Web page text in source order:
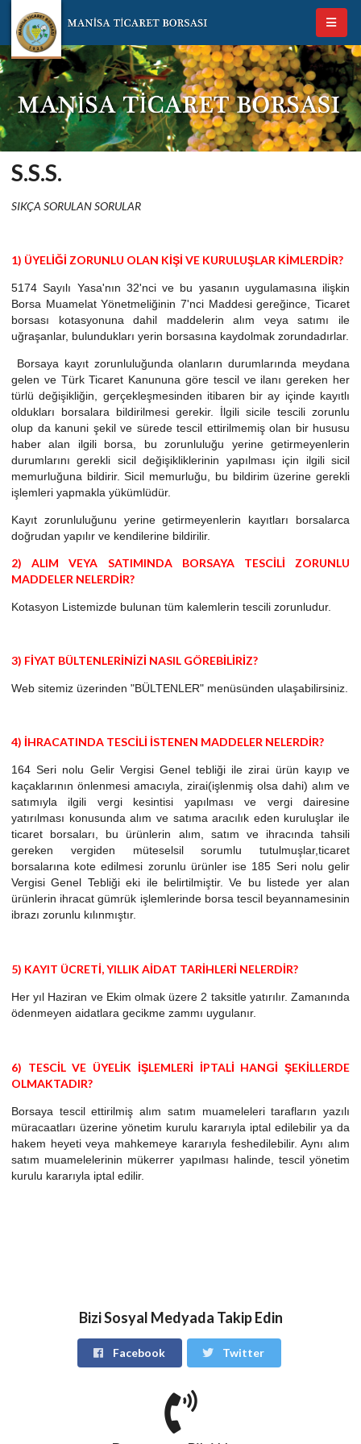
S.S.S.
SIKÇA SORULAN SORULAR
1) ÜYELİĞİ ZORUNLU OLAN KİŞİ VE KURULUŞLAR KİMLERDİR?
5174 Sayılı Yasa'nın 32'nci ve bu yasanın uygulamasına ilişkin
Borsa Muamelat Yönetmeliğinin 7'nci Maddesi gereğince, Ticaret
borsası kotasyonuna dahil maddelerin alım veya satımı ile
uğraşanlar, bulundukları yerin borsasına kaydolmak zorundadırlar.
Borsaya kayıt zorunluluğunda olanların durumlarında meydana
gelen ve Türk Ticaret Kanununa göre tescil ve ilanı gereken her
türlü değişikliğin, gerçekleşmesinden itibaren bir ay içinde kayıtlı
oldukları borsalara bildirilmesi gerekir. İlgili sicile tescili zorunlu
olup da kanuni şekil ve sürede tescil ettirilmemiş olan bir hususu
haber alan ilgili borsa, bu zorunluluğu yerine getirmeyenlerin
durumlarını gerekli sicil değişikliklerinin yapılması için ilgili sicil
memurluğuna bildirir. Sicil memurluğu, bu bildirim üzerine gerekli
işlemleri yapmakla yükümlüdür.
Kayıt zorunluluğunu yerine getirmeyenlerin kayıtları borsalarca
doğrudan yapılır ve kendilerine bildirilir.
2) ALIM VEYA SATIMINDA BORSAYA TESCİLİ ZORUNLU
MADDELER NELERDİR?
Kotasyon Listemizde bulunan tüm kalemlerin tescili zorunludur.
3) FİYAT BÜLTENLERİNİZİ NASIL GÖREBİLİRİZ?
Web sitemiz üzerinden "BÜLTENLER" menüsünden ulaşabilirsiniz.
4) İHRACATINDA TESCİLİ İSTENEN MADDELER NELERDİR?
164 Seri nolu Gelir Vergisi Genel tebliği ile zirai ürün kayıp ve
kaçaklarının önlenmesi amacıyla, zirai(işlenmiş olsa dahi) alım ve
satımıyla ilgili vergi kesintisi yapılması ve vergi dairesine
yatırılması konusunda alım ve satıma aracılık eden kuruluşlar ile
ticaret borsaları, bu ürünlerin alım, satım ve ihracında tahsili
gereken vergiden müteselsil sorumlu tutulmuşlar,ticaret
borsalarına kote edilmesi zorunlu ürünler ise 185 Seri nolu gelir
Vergisi Genel Tebliği eki ile belirtilmiştir. Ve bu listede yer alan
ürünlerin ihracat gümrük işlemlerinde borsa tescil beyannamesinin
ibrazı zorunlu kılınmıştır.
5) KAYIT ÜCRETİ, YILLIK AİDAT TARİHLERİ NELERDİR?
Her yıl Haziran ve Ekim olmak üzere 2 taksitle yatırılır. Zamanında
ödenmeyen aidatlara gecikme zammı uygulanır.
6) TESCİL VE ÜYELİK İŞLEMLERİ İPTALİ HANGİ ŞEKİLLERDE
OLMAKTADIR?
Borsaya tescil ettirilmiş alım satım muameleleri tarafların yazılı
müracaatları üzerine yönetim kurulu kararıyla iptal edilebilir ya da
hakem heyeti veya mahkemeye kararıyla feshedilebilir. Aynı alım
satım muamelelerinin mükerrer yapılması halinde, tescil yönetim
kurulu kararıyla iptal edilir.
Bizi Sosyal Medyada Takip Edin
Facebook Twitter